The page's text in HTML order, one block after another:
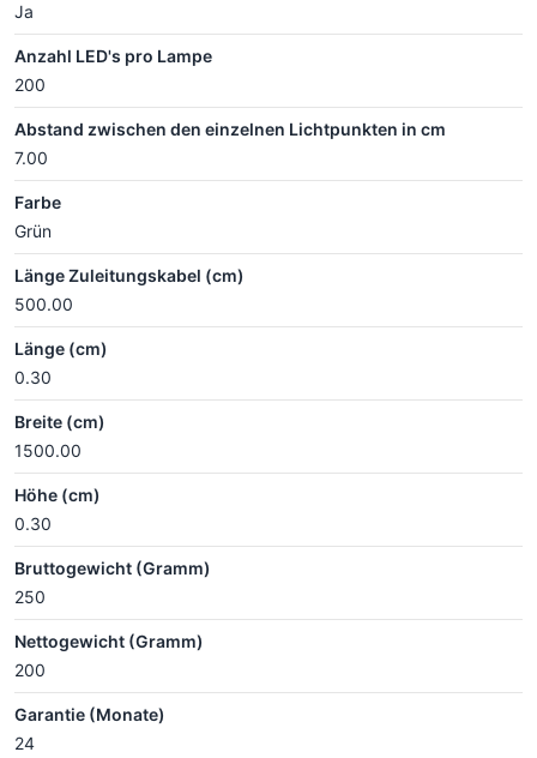
Ja
Anzahl LED's pro Lampe
200
Abstand zwischen den einzelnen Lichtpunkten in cm
7.00
Farbe
Grün
Länge Zuleitungskabel (cm)
500.00
Länge (cm)
0.30
Breite (cm)
1500.00
Höhe (cm)
0.30
Bruttogewicht (Gramm)
250
Nettogewicht (Gramm)
200
Garantie (Monate)
24